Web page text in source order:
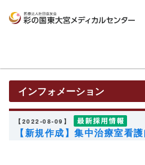
メディカルセンター
インフォメーション
【2022-08-09】
【新規作成】集中治療室看